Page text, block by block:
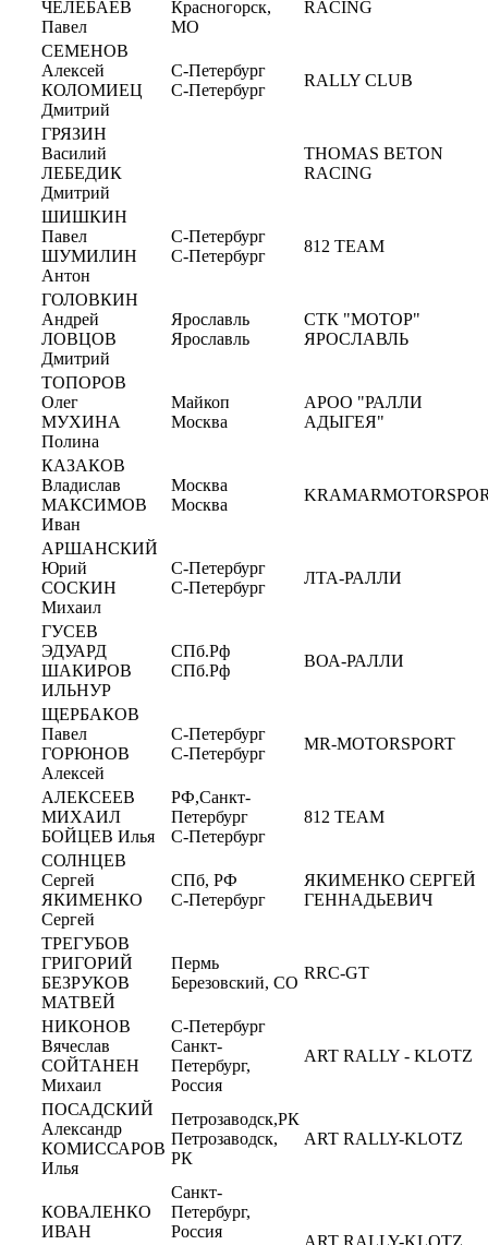
ЧЕЛЕБАЕВ
Павел
Красногорск,
МО
RACING
СЕМЕНОВ
Алексей
КОЛОМИЕЦ
Дмитрий
С-Петербург
С-Петербург
RALLY CLUB
ГРЯЗИН
Василий
ЛЕБЕДИК
Дмитрий
THOMAS BETON
RACING
ШИШКИН
Павел
ШУМИЛИН
Антон
С-Петербург
С-Петербург
812 TEAM
ГОЛОВКИН
Андрей
ЛОВЦОВ
Дмитрий
Ярославль
Ярославль
СТК "МОТОР"
ЯРОСЛАВЛЬ
ТОПОРОВ
Олег
МУХИНА
Полина
Майкоп
Москва
АРОО "РАЛЛИ
АДЫГЕЯ"
КАЗАКОВ
Владислав
МАКСИМОВ
Иван
Москва
Москва
АРШАНСКИЙ
Юрий
СОСКИН
Михаил
С-Петербург
С-Петербург
ЛТА-РАЛЛИ
ГУСЕВ
ЭДУАРД
ШАКИРОВ
ИЛЬНУР
СПб.Рф
СПб.Рф
ВОА-РАЛЛИ
ЩЕРБАКОВ
Павел
ГОРЮНОВ
Алексей
С-Петербург
С-Петербург
MR-MOTORSPORT
АЛЕКСЕЕВ
МИХАИЛ
БОЙЦЕВ Илья
РФ,Санкт-
Петербург
С-Петербург
812 ТЕАМ
CОЛНЦЕВ
Сергей
ЯКИМЕНКО
Сергей
СПб, РФ
С-Петербург
ЯКИМЕНКО СЕРГЕЙ
ГЕННАДЬЕВИЧ
ТРЕГУБОВ
ГРИГОРИЙ
БЕЗРУКОВ
МАТВЕЙ
Пермь
Березовский, СО
RRC-GT
НИКОНОВ
Вячеслав
СОЙТАНЕН
Михаил
С-Петербург
Санкт-
Петербург,
Россия
ART RALLY - KLOTZ
ПОСАДСКИЙ
Александр
КОМИССАРОВ
Илья
Петрозаводск,РК
Петрозаводск,
РК
ART RALLY-KLOTZ
КОВАЛЕНКО
ИВАН
Санкт-
Петербург,
Россия
ART RALLY-KLOTZ